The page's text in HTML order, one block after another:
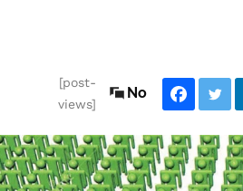
[post-
views]
No